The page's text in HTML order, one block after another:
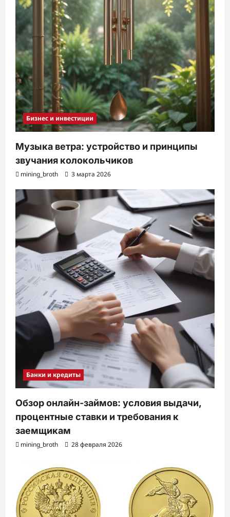
Бизнес и инвестиции
Музыка ветра: устройство и принципы
звучания колокольчиков
mining_broth 3 марта 2026
Банки и кредиты
Обзор онлайн-займов: условия выдачи,
процентные ставки и требования к
заемщикам
mining_broth 28 февраля 2026